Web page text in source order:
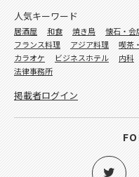
人気キーワード
居酒屋 和食 焼き鳥 懐石・会
フランス料理
アジア料理 喫茶
カラオケ
ビジネスホテル 内科
法律事務所
掲載者ログイン